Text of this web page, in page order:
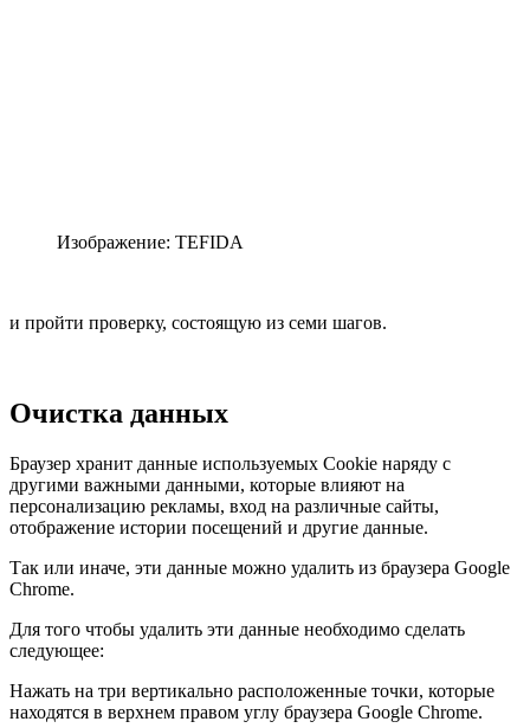
Изображение: TEFIDA
и пройти проверку, состоящую из семи шагов.
Очистка данных
Браузер хранит данные используемых Cookie наряду с
другими важными данными, которые влияют на
персонализацию рекламы, вход на различные сайты,
отображение истории посещений и другие данные.
Так или иначе, эти данные можно удалить из браузера Google
Chrome.
Для того чтобы удалить эти данные необходимо сделать
следующее:
Нажать на три вертикально расположенные точки, которые
находятся в верхнем правом углу браузера Google Chrome.